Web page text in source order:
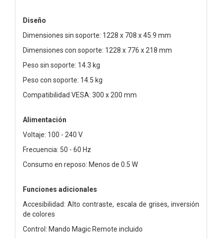
Diseño
Dimensiones sin soporte: 1228 x 708 x 45.9 mm
Dimensiones con soporte: 1228 x 776 x 218 mm
Peso sin soporte: 14.3 kg
Peso con soporte: 14.5 kg
Compatibilidad VESA: 300 x 200 mm
Alimentación
Voltaje: 100 - 240 V
Frecuencia: 50 - 60 Hz
Consumo en reposo: Menos de 0.5 W
Funciones adicionales
Accesibilidad: Alto contraste, escala de grises, inversión
de colores
Control: Mando Magic Remote incluido